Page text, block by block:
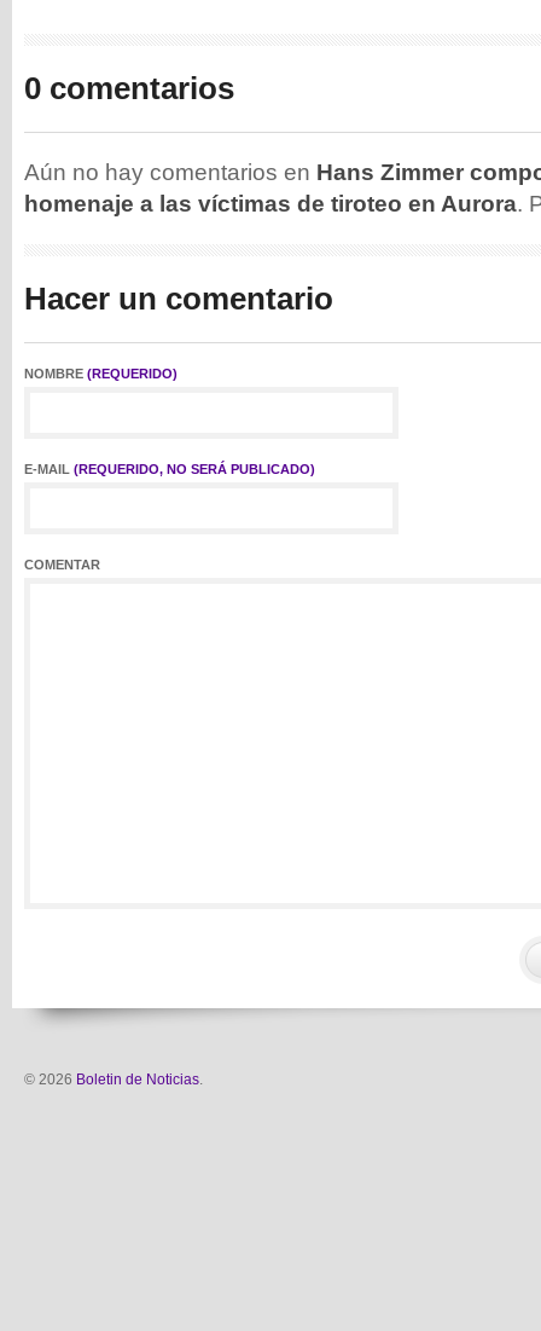
0 comentarios
Aún no hay comentarios en Hans Zimmer
homenaje a las víctimas de tiroteo en Aurora.
Hacer un comentario
NOMBRE (REQUERIDO)
E-MAIL (REQUERIDO, NO SERÁ PUBLICADO)
COMENTAR
© 2026 Boletin de Noticias.